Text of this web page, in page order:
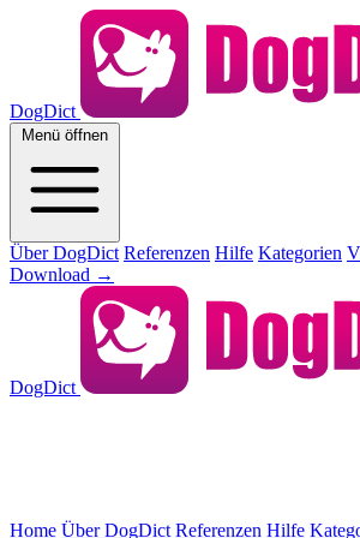
DogDict
Menü öffnen
Über DogDict Referenzen Hilfe Kategorien
Download →
DogDict
Home Über DogDict Referenzen Hilfe